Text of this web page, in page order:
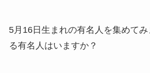
5月16日生まれの有名人を集めて
る有名人はいますか？